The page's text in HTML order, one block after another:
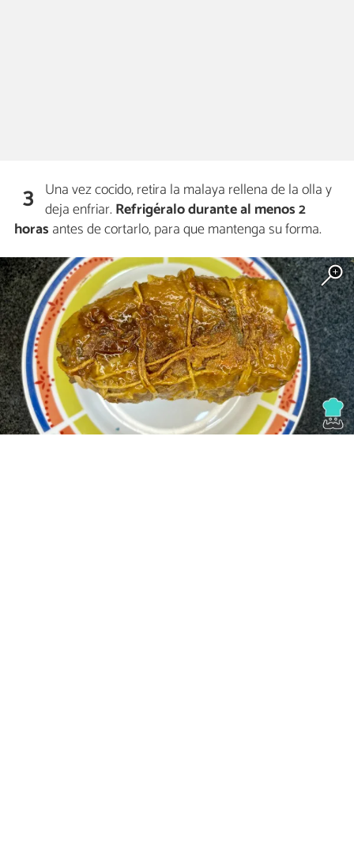
3 Una vez cocido, retira la malaya rellena de la olla y
deja enfriar. Refrigéralo durante al menos 2
horas antes de cortarlo, para que mantenga su forma.